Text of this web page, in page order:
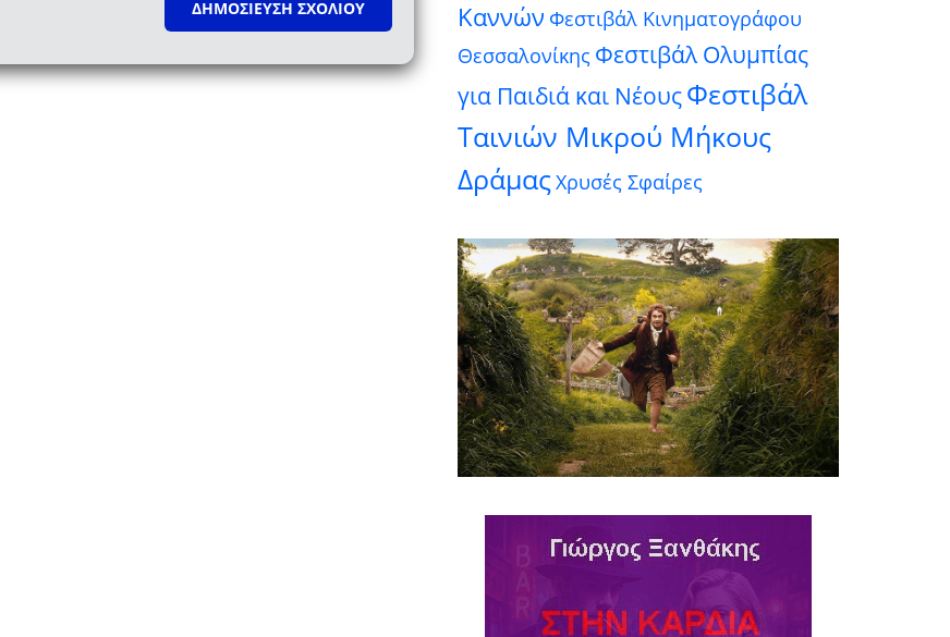
Καννών Φεστιβάλ Κινηματογράφου
Θεσσαλονίκης Φεστιβάλ Ολυμπίας
για Παιδιά και ΝέουςΦεστιβάλ
Ταινιών Μικρού Μήκους
ΔράμαςΧρυσές Σφαίρες